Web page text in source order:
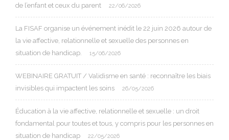
de l’enfant et ceux du parent
22/06/2026
La FISAF organise un événement inédit le 22 juin 2026 autour de
la vie affective, relationnelle et sexuelle des personnes en
situation de handicap.
15/06/2026
WEBINAIRE GRATUIT / Validisme en santé : reconnaître les biais
invisibles qui impactent les soins
26/05/2026
Éducation à la vie affective, relationnelle et sexuelle : un droit
fondamental pour toutes et tous, y compris pour les personnes en
situation de handicap
22/05/2026